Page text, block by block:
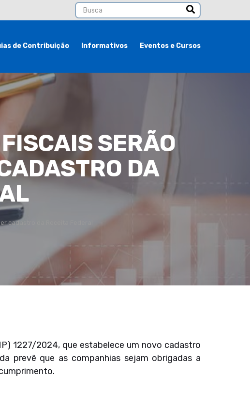
de Contribuição Informativos Eventos e Cursos
SERÃO
DA
cadastro da Receita Federal
1227/2024, que estabelece um novo cadastro
prevê que as companhias sejam obrigadas a